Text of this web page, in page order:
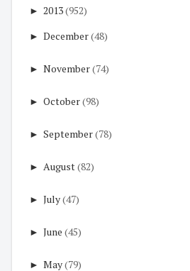
► 2013(952)
► December(48)
► November(74)
► October(98)
► September(78)
► August(82)
► July(47)
► June (45)
► May(79)